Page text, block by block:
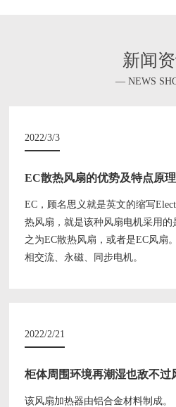
新闻
— NEWS
2022/3/3
EC散热风扇的优势及特点原
EC，顾名思义就是英文的缩写
热风扇，就是该种风扇电机采用
之为EC散热风扇，或者是EC风扇
相交流、永磁、同步电机。
2022/2/21
柜体周围环境再潮湿也敌不过
该风扇加热器由铝合金材料制成